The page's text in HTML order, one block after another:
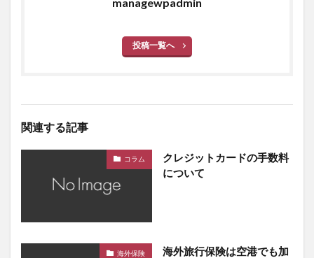
投稿一覧へ
関連する記事
コラム
クレジットカードの手数料
について
海外保険
海外旅行保険は空港でも加